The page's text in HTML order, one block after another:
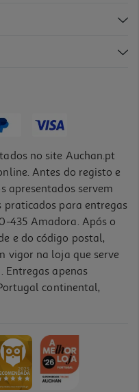
E Kiwi 160g
no site Auchan.pt
Antes do registo e
apresentados servem
praticados para entregas
435 Amadora. Após o
e do código postal,
vigor na loja que serve
Entregas apenas
continental,